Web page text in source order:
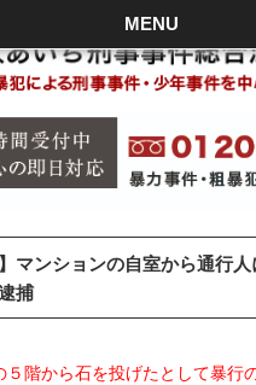
MENU
】マンションの自室から通行
捕
５階から石を投げたとして暴行